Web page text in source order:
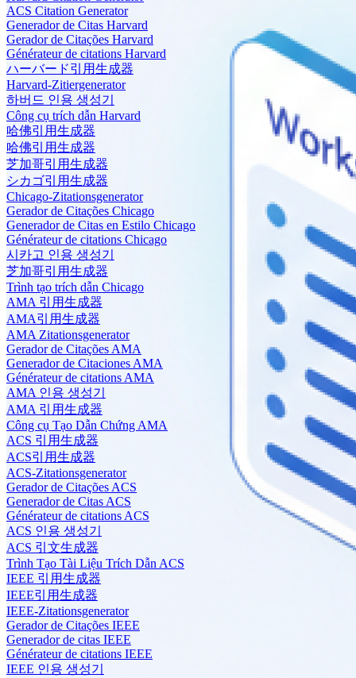
ACS Citation Generator
Generador de Citas Harvard
Gerador de Citações Harvard
Générateur de citations Harvard
ハーバード引用生成器
Harvard-Zitiergenerator
하버드 인용 생성기
Công cụ trích dẫn Harvard
哈佛引用生成器
哈佛引用生成器
芝加哥引用生成器
シカゴ引用生成器
Chicago-Zitationsgenerator
Gerador de Citações Chicago
Generador de Citas en Estilo Chicago
Générateur de citations Chicago
시카고 인용 생성기
芝加哥引用生成器
Trình tạo trích dẫn Chicago
AMA 引用生成器
AMA引用生成器
AMA Zitationsgenerator
Gerador de Citações AMA
Generador de Citaciones AMA
Générateur de citations AMA
AMA 인용 생성기
AMA 引用生成器
Công cụ Tạo Dẫn Chứng AMA
ACS 引用生成器
ACS引用生成器
ACS-Zitationsgenerator
Gerador de Citações ACS
Generador de Citas ACS
Générateur de citations ACS
ACS 인용 생성기
ACS 引文生成器
Trình Tạo Tài Liệu Trích Dẫn ACS
IEEE 引用生成器
IEEE引用生成器
IEEE-Zitationsgenerator
Gerador de Citações IEEE
Generador de citas IEEE
Générateur de citations IEEE
IEEE 인용 생성기